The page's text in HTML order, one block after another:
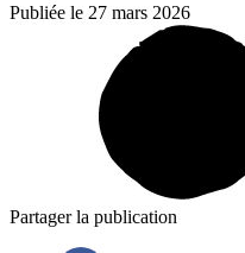
Publiée le 27 mars 2026
Partager la publication